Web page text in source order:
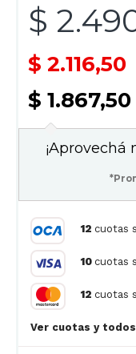
$
$ 2.116,50
$ 1.867,50
¡Aprovechá
12 cuotas
10 cuotas
12 cuotas